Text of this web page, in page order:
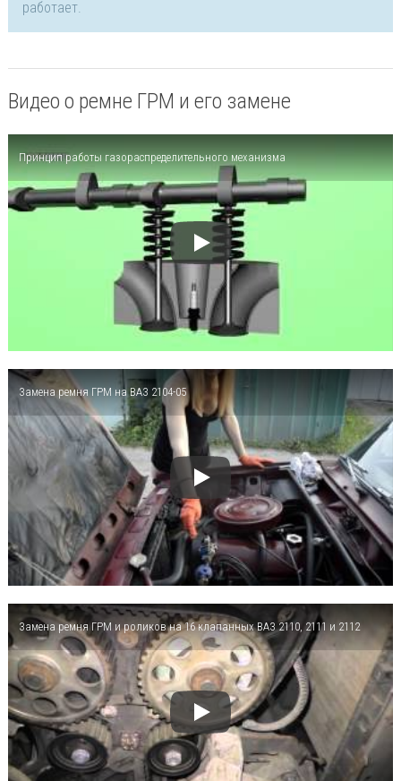
работает.
Видео о ремне ГРМ и его замене
Принцип работы газораспределительного механизма
Замена ремня ГРМ на ВАЗ 2104-05
Замена ремня ГРМ и роликов на 16 клапанных ВАЗ 2110, 2111 и 2112